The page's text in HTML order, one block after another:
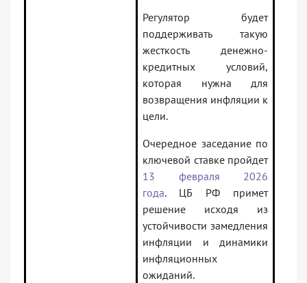
Регулятор будет
поддерживать такую
жесткость денежно-
кредитных условий,
которая нужна для
возвращения инфляции к
цели.
Очередное заседание по
ключевой ставке пройдет
13 февраля 2026
года. ЦБ РФ примет
решение исходя из
устойчивости замедления
инфляции и динамики
инфляционных
ожиданий.